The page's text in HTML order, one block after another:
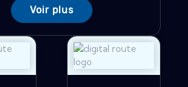
Voir plus